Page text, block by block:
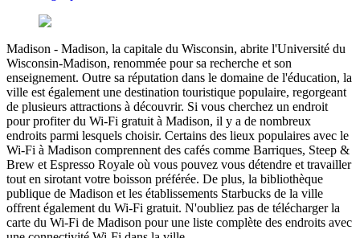
Madison - Madison, la capitale du Wisconsin, abrite l'Université du
Wisconsin-Madison, renommée pour sa recherche et son
enseignement. Outre sa réputation dans le domaine de l'éducation, la
ville est également une destination touristique populaire, regorgeant
de plusieurs attractions à découvrir. Si vous cherchez un endroit
pour profiter du Wi-Fi gratuit à Madison, il y a de nombreux
endroits parmi lesquels choisir. Certains des lieux populaires avec le
Wi-Fi à Madison comprennent des cafés comme Barriques, Steep &
Brew et Espresso Royale où vous pouvez vous détendre et travailler
tout en sirotant votre boisson préférée. De plus, la bibliothèque
publique de Madison et les établissements Starbucks de la ville
offrent également du Wi-Fi gratuit. N'oubliez pas de télécharger la
carte du Wi-Fi de Madison pour une liste complète des endroits avec